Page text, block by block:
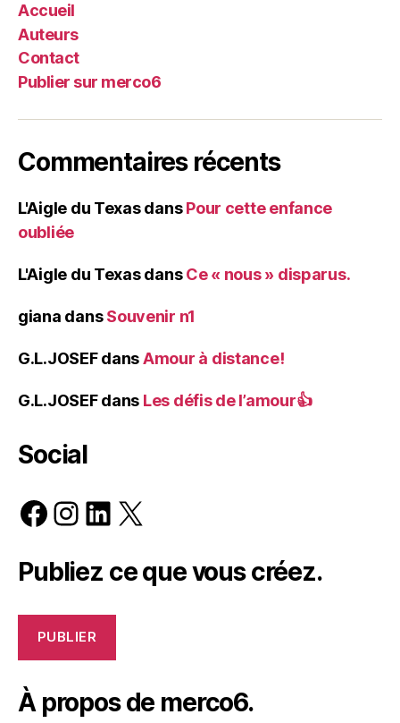
Accueil
Auteurs
Contact
Publier sur merco6
Commentaires récents
L'Aigle du TexasdansPour cette enfance
oubliée
L'Aigle du TexasdansCe « nous » disparus.
giana dansSouvenir n1
G.L.JOSEFdansAmour à distance!
G.L.JOSEFdans Les défis de l’amour👍
Social
Facebook
Instagram
LinkedIn
X
Publiez ce que vous créez.
PUBLIER
À propos de merco6.